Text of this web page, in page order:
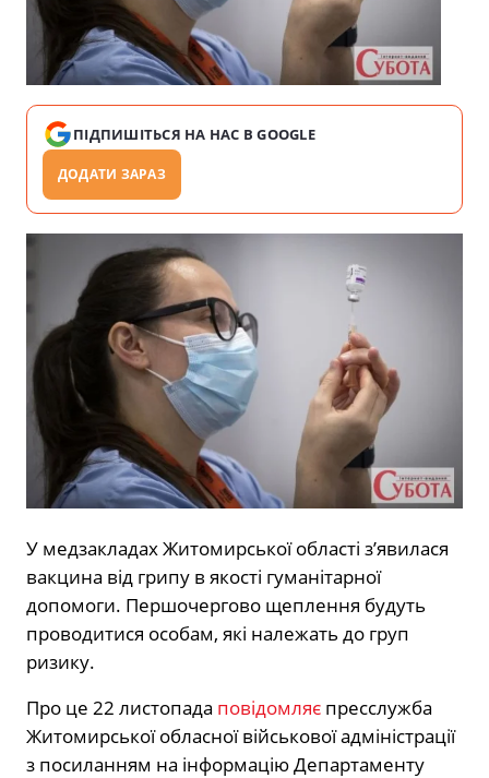
ПІДПИШІТЬСЯ НА НАС В GOOGLE
ДОДАТИ ЗАРАЗ
У медзакладах Житомирської області з’явилася
вакцина від грипу в якості гуманітарної
допомоги. Першочергово щеплення будуть
проводитися особам, які належать до груп
ризику.
Про це 22 листопада повідомляє пресслужба
Житомирської обласної військової адміністрації
з посиланням на інформацію Департаменту